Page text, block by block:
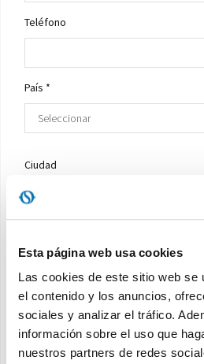
Esta página web usa cookies
Las cookies de este sitio web se
el contenido y los anuncios,
sociales y analizar el tráfico.
información sobre el uso que
nuestros partners de redes
Teléfono
País *
Ciudad
Solicitar una cotizacion *